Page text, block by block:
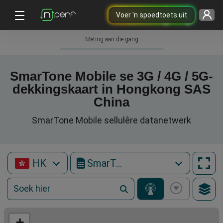
Voer 'n spoedtoets uit
Meting aan die gang
SmarTone Mobile se 3G / 4G / 5G-
dekkingskaart in Hongkong SAS
China
SmarTone Mobile sellulêre datanetwerk
HK SmarTone Mobile